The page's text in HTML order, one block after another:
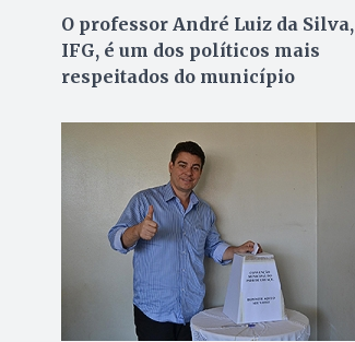
O professor André Luiz da
IFG, é um dos políticos mais
respeitados do município